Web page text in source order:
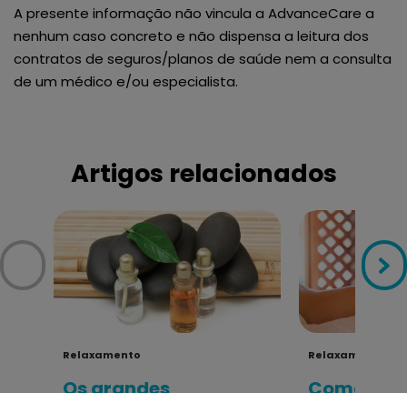
A presente informação não vincula a AdvanceCare a
nenhum caso concreto e não dispensa a leitura dos
contratos de seguros/planos de saúde nem a consulta
de um médico e/ou especialista.
Artigos relacionados
Relaxamento Relaxamento